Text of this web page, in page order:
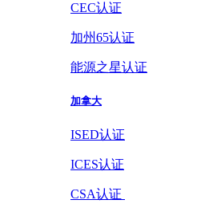
CEC认证
加州65认证
能源之星认证
加拿大
ISED认证
ICES认证
CSA认证